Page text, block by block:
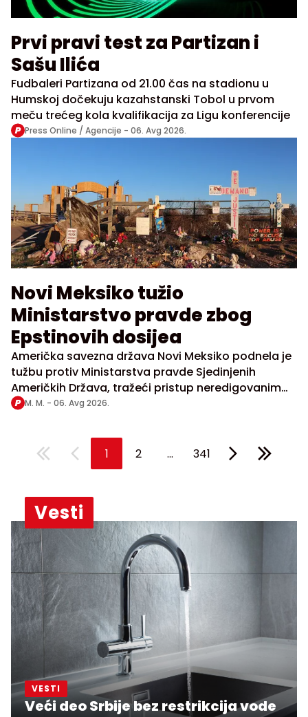
Prvi pravi test za Partizan i
Sašu Ilića
Fudbaleri Partizana od 21.00 čas na stadionu u
Humskoj dočekuju kazahstanski Tobol u prvom
meču trećeg kola kvalifikacija za Ligu konferencije
Press Online / Agencije - 06. Avg 2026.
Novi Meksiko tužio
Ministarstvo pravde zbog
Epstinovih dosijea
Američka savezna država Novi Meksiko podnela je
tužbu protiv Ministarstva pravde Sjedinjenih
Američkih Država, tražeći pristup neredigovanim
dosijeima o osuđenom seksualnom prestupniku
M. M. - 06. Avg 2026.
1 2 ... 341
Vesti
VESTI
Veći deo Srbije bez restrikcija vode